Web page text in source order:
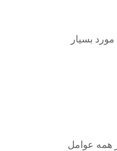
بسیار
همه عوامل